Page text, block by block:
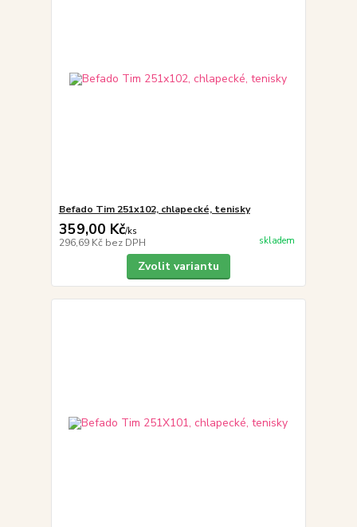
Befado Tim 251x102, chlapecké, tenisky
359,00 Kč/ks
296,69 Kč bez DPH skladem
Zvolit variantu